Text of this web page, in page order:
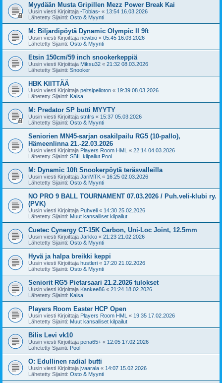
Myydään Musta Gripillen Mezz Power Break Kai
Uusin viesti Kirjoittaja -Tobias- « 13:54 16.03.2026
Lähetetty Sijainti: Osto & Myynti
M: Biljardipöytä Dynamic Olympic II 9ft
Uusin viesti Kirjoittaja newbiö « 05:45 16.03.2026
Lähetetty Sijainti: Osto & Myynti
Etsin 150cm/59 inch snookerkeppiä
Uusin viesti Kirjoittaja Miksu32 « 21:32 08.03.2026
Lähetetty Sijainti: Snooker
HBK KIITTÄÄ
Uusin viesti Kirjoittaja peltsipelloton « 19:39 08.03.2026
Lähetetty Sijainti: Kaisa
M: Predator SP butti MYYTY
Uusin viesti Kirjoittaja stnfrs « 15:37 05.03.2026
Lähetetty Sijainti: Osto & Myynti
Seniorien MN45-sarjan osakilpailu RG5 (10-pallo),
Hämeenlinna 21.-22.03.2026
Uusin viesti Kirjoittaja Players Room HML « 22:14 04.03.2026
Lähetetty Sijainti: SBIL kilpailut Pool
M: Dynamic 10ft Snookerpöytä teräsvalleilla
Uusin viesti Kirjoittaja JariMTK « 16:25 02.03.2026
Lähetetty Sijainti: Osto & Myynti
NO PRO 9 BALL TOURNAMENT 07.03.2026 / Puh.veli-klubi ry.
(PVK)
Uusin viesti Kirjoittaja Puhveli « 14:30 25.02.2026
Lähetetty Sijainti: Muut kansalliset kilpailut
Cuetec Cynergy CT-15K Carbon, Uni-Loc Joint, 12.5mm
Uusin viesti Kirjoittaja Jarkko « 21:23 21.02.2026
Lähetetty Sijainti: Osto & Myynti
Hyvä ja halpa breikki keppi
Uusin viesti Kirjoittaja hustleri « 17:20 21.02.2026
Lähetetty Sijainti: Osto & Myynti
Seniorit RG5 Pietarsaari 21.2.2026 tulokset
Uusin viesti Kirjoittaja Kankee86 « 21:24 18.02.2026
Lähetetty Sijainti: Kaisa
Players Room Easter HCP Open
Uusin viesti Kirjoittaja Players Room HML « 19:35 17.02.2026
Lähetetty Sijainti: Muut kansalliset kilpailut
Bilis Levi vk10
Uusin viesti Kirjoittaja pena65+ « 12:05 17.02.2026
Lähetetty Sijainti: Pool
O: Edullinen radial butti
Uusin viesti Kirjoittaja jvaarala « 14:07 15.02.2026
Lähetetty Sijainti: Osto & Myynti